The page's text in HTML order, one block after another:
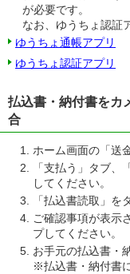
が必要です。
なお、ゆうちょ認証
ゆうちょ通帳アプリ
ゆうちょ認証アプリ
払込書・納付書をカ
合
ホーム画面の「送
「支払う」タブ
してください。
「払込書読取」を
ご確認事項が表示
プしてください。
お手元の払込書・
※払込書・納付書